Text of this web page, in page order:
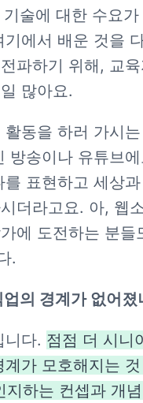
술에 대한 수요가
기에서 배운 것을
파하기 위해, 교
많아요.
활동을 하러 가시
방송이나 유튜브
를 표현하고 세상
더라고요. 아, 웹
에 도전하는 분들
.
업의 경계가 없어졌
니다. 점점 더 시니
계가 모호해지는
지하는 컨셉과 개